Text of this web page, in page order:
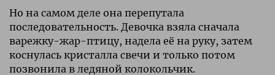
Но на самом деле она перепутала
последовательность. Девочка взяла сначала
варежку-жар-птицу, надела её на руку, затем
коснулась кристалла свечи и только потом
позвонила в ледяной колокольчик.